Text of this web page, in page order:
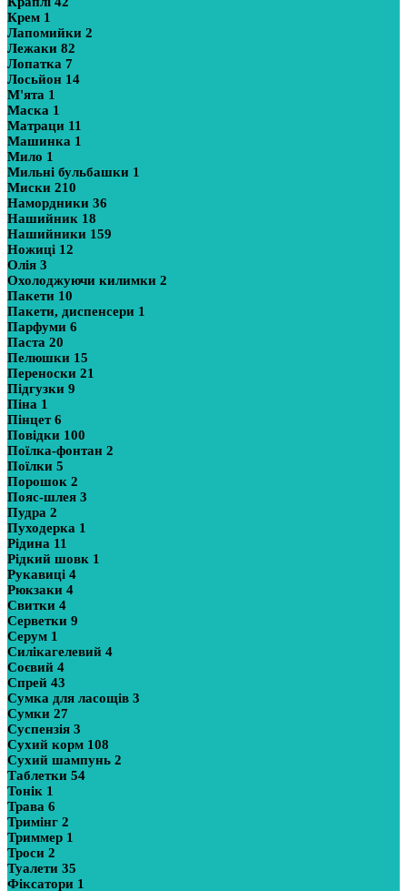
Крем 1
Лапомийки 2
Лежаки 82
Лопатка 7
Лосьйон 14
М'ята 1
Маска 1
Матраци 11
Машинка 1
Мило 1
Мильні бульбашки 1
Миски 210
Намордники 36
Нашийник 18
Нашийники 159
Ножиці 12
Олія 3
Охолоджуючи килимки 2
Пакети 10
Пакети, диспенсери 1
Парфуми 6
Паста 20
Пелюшки 15
Переноски 21
Підгузки 9
Піна 1
Пінцет6
Повідки 100
Поїлка-фонтан 2
Поїлки 5
Порошок 2
Пояс-шлея 3
Пудра 2
Пуходерка 1
Рідина 11
Рідкий шовк 1
Рукавиці 4
Рюкзаки 4
Свитки 4
Серветки 9
Серум 1
Силікагелевий 4
Соєвий 4
Спрей 43
Сумка для ласощів 3
Сумки 27
Суспензія 3
Сухий корм 108
Сухий шампунь 2
Таблетки 54
Тонік 1
Трава 6
Тримінг 2
Триммер 1
Троси 2
Туалети 35
Фіксатори 1